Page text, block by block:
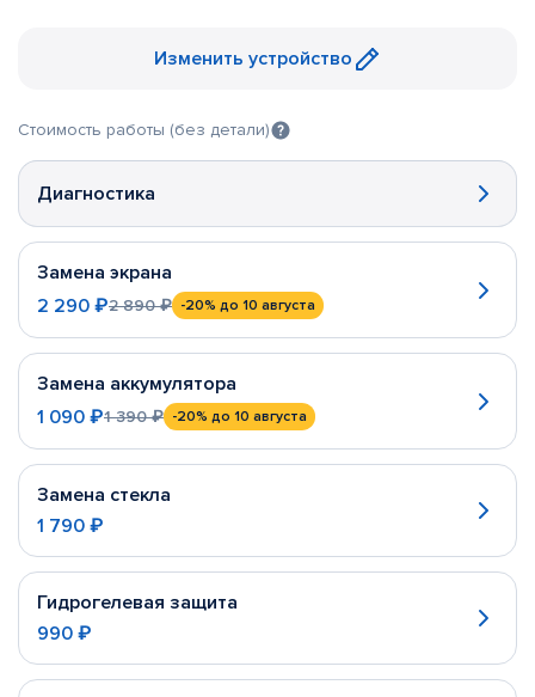
Изменить устройство
Стоимость работы (без детали)
Диагностика
Замена экрана
2 290 ₽2 890 ₽ -20% до 10 августа
Замена аккумулятора
1 090 ₽1 390 ₽ -20% до 10 августа
Замена стекла
1 790 ₽
Гидрогелевая защита
990 ₽